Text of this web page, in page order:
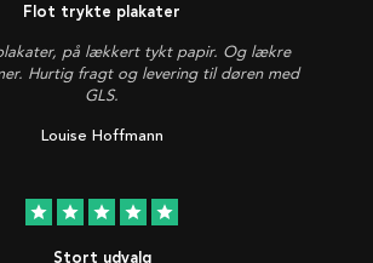
Flot trykte plakater
på lækkert tykt papir. Og lækre
Hurtig fragt og levering til døren med
GLS.
Louise Hoffmann
star star star star star
Stort udvalg